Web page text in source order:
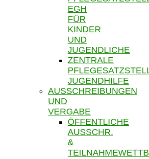
EGH
FÜR
KINDER
UND
JUGENDLICHE
ZENTRALE
JUGENDHILFE
AUSSCHREIBUNGEN
UND
VERGABE
ÖFFENTLICHE
AUSSCHR.
&